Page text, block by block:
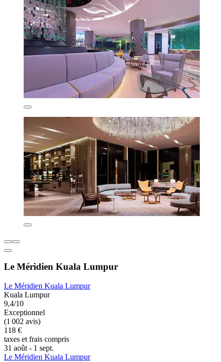
Le Méridien Kuala Lumpur
Le Méridien Kuala Lumpur
Kuala Lumpur
9,4/10
Exceptionnel
(1 002 avis)
118 €
taxes et frais compris
31 août - 1 sept.
Le Méridien Kuala Lumpur